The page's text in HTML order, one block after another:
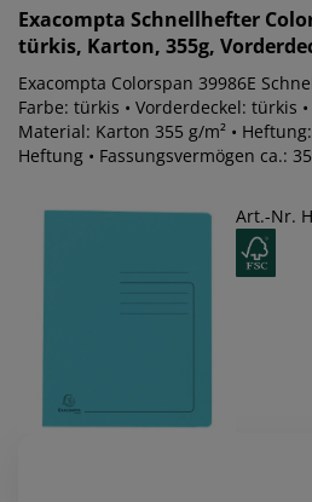
Exacompta Schnellhefter
türkis, Karton, 355g,
Exacompta Colorspan 39986E
Farbe: türkis • Vorderdeckel: türkis
Material: Karton 355 g/m² •
Heftung • Fassungsvermögen ca.:
Art.-Nr.